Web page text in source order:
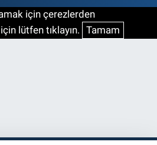
için çerezlerden
lütfen tıklayın. Tamam